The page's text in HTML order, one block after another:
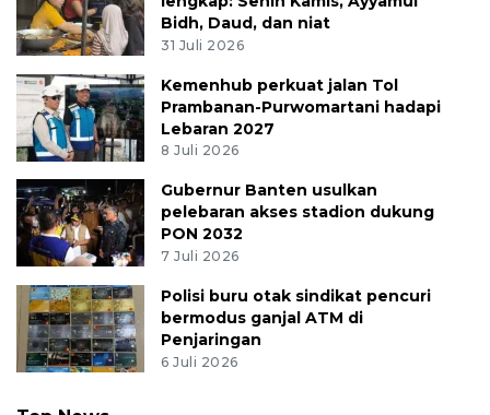
Bidh, Daud, dan niat
31 Juli 2026
Kemenhub perkuat jalan Tol
Prambanan-Purwomartani hadapi
Lebaran 2027
8 Juli 2026
Gubernur Banten usulkan
pelebaran akses stadion dukung
PON 2032
7 Juli 2026
Polisi buru otak sindikat pencuri
bermodus ganjal ATM di
Penjaringan
6 Juli 2026